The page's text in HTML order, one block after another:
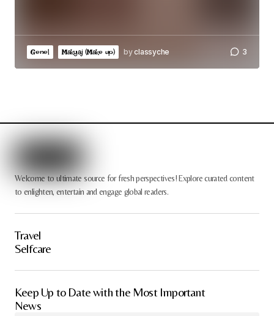
Genel Makyaj (Make up) byclassyche 3
Welcome to ultimate source for fresh perspectives! Explore curated content
to enlighten, entertain and engage global readers.
Travel
Selfcare
Keep Up to Date with the Most Important
News